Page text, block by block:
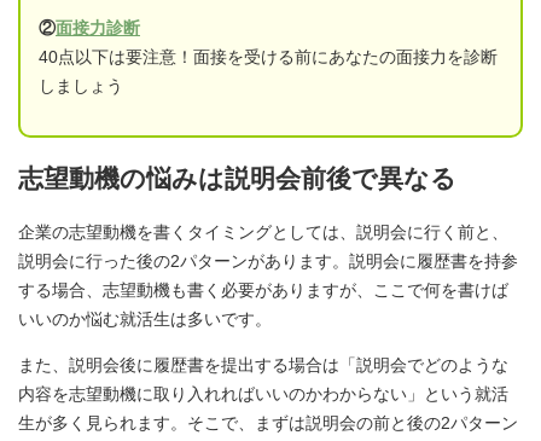
②面接力診断
40点以下は要注意！面接を受ける前にあなたの面接力を診断
しましょう
志望動機の悩みは説明会前後で異なる
企業の志望動機を書くタイミングとしては、説明会に行く前と、
説明会に行った後の2パターンがあります。説明会に履歴書を持参
する場合、志望動機も書く必要がありますが、ここで何を書けば
いいのか悩む就活生は多いです。
また、説明会後に履歴書を提出する場合は「説明会でどのような
内容を志望動機に取り入れればいいのかわからない」という就活
生が多く見られます。そこで、まずは説明会の前と後の2パターン